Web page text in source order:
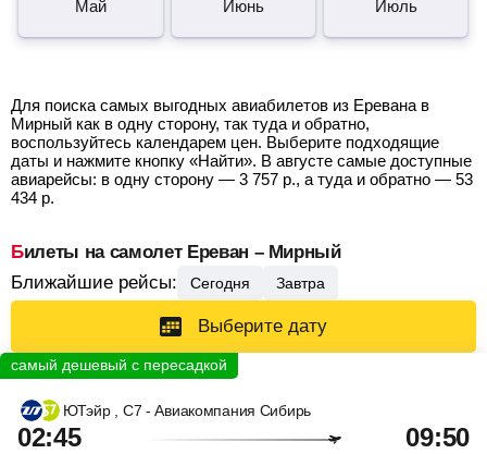
Май Июнь Июль
Для поиска самых выгодных авиабилетов из Еревана в
Мирный как в одну сторону, так туда и обратно,
воспользуйтесь календарем цен. Выберите подходящие
даты и нажмите кнопку «Найти». В августе самые доступные
авиарейсы: в одну сторону — 3 757 р., а туда и обратно — 53
434 р.
Билеты на самолет Ереван – Мирный
Ближайшие рейсы:
Сегодня Завтра
Выберите дату
ЮТэйр , С7 - Авиакомпания Сибирь
02:45 09:50